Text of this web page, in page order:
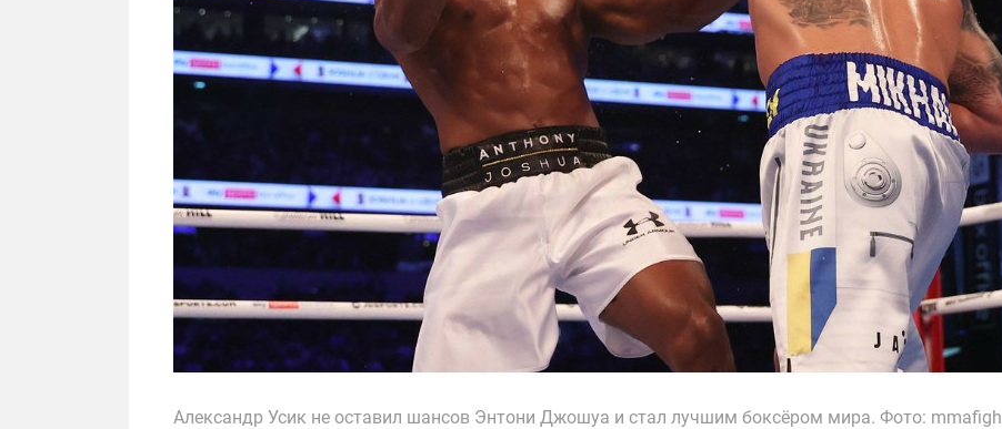
Александр Усик не оставил шансов Энтони Джошуа и стал лучшим боксёром мира. Фото: